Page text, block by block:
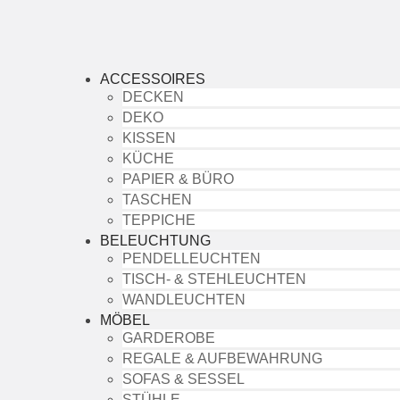
ACCESSOIRES
DECKEN
DEKO
KISSEN
KÜCHE
PAPIER & BÜRO
TASCHEN
TEPPICHE
BELEUCHTUNG
PENDELLEUCHTEN
TISCH- & STEHLEUCHTEN
WANDLEUCHTEN
MÖBEL
GARDEROBE
REGALE & AUFBEWAHRUNG
SOFAS & SESSEL